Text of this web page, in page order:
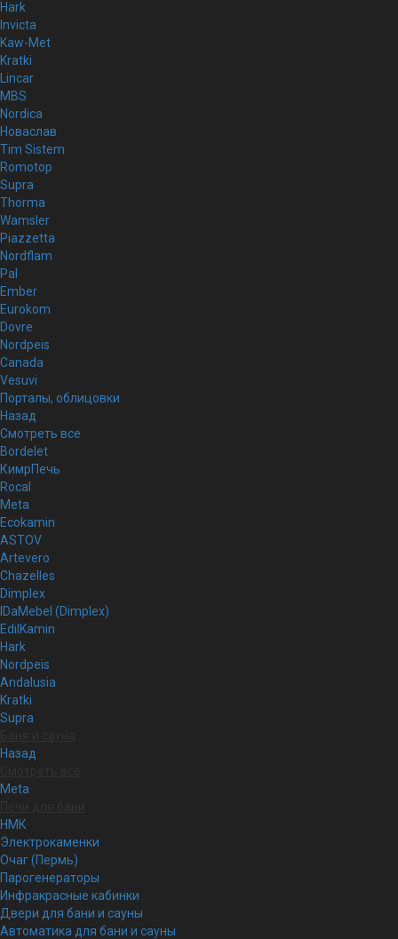
Hark
Invicta
Kaw-Met
Kratki
Lincar
MBS
Nordica
Новаслав
Tim Sistem
Romotop
Supra
Thorma
Wamsler
Piazzetta
Nordflam
Pal
Ember
Eurokom
Dovre
Nordpeis
Canada
Vesuvi
Порталы, облицовки
Назад
Смотреть все
Bordelet
КимрПечь
Rocal
Meta
Ecokamin
ASTOV
Artevero
Chazelles
Dimplex
IDaMebel (Dimplex)
EdilKamin
Hark
Nordpeis
Andalusia
Kratki
Supra
Назад
Meta
НМК
Электрокаменки
Очаг (Пермь)
Парогенераторы
Инфракрасные кабинки
Двери для бани и сауны
Автоматика для бани и сауны